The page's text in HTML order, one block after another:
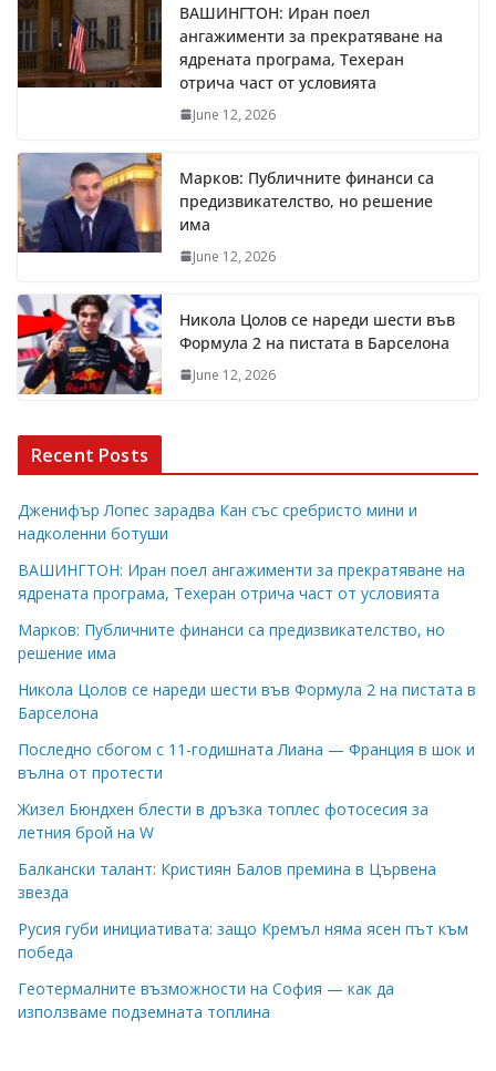
ВАШИНГТОН: Иран поел
ангажименти за прекратяване на
ядрената програма, Техеран
отрича част от условията
June 12, 2026
Марков: Публичните финанси са
предизвикателство, но решение
има
June 12, 2026
Никола Цолов се нареди шести във
Формула 2 на пистата в Барселона
June 12, 2026
Recent Posts
Дженифър Лопес зарадва Кан със сребристо мини и
надколенни ботуши
ВАШИНГТОН: Иран поел ангажименти за прекратяване на
ядрената програма, Техеран отрича част от условията
Марков: Публичните финанси са предизвикателство, но
решение има
Никола Цолов се нареди шести във Формула 2 на пистата в
Барселона
Последно сбогом с 11-годишната Лиана — Франция в шок и
вълна от протести
Жизел Бюндхен блести в дръзка топлес фотосесия за
летния брой на W
Балкански талант: Кристиян Балов премина в Цървена
звезда
Русия губи инициативата: защо Кремъл няма ясен път към
победа
Геотермалните възможности на София — как да
използваме подземната топлина